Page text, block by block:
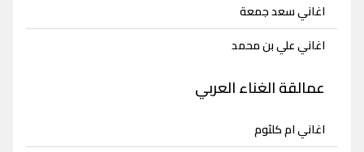
اغاني سعد جمعة
اغاني علي بن محمد
عمالقة الغناء العربي
اغاني ام كلثوم